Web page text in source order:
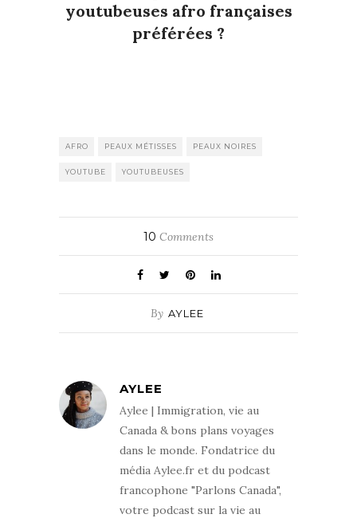
youtubeuses afro françaises
préférées ?
AFRO PEAUX MÉTISSES PEAUX NOIRES
YOUTUBE YOUTUBEUSES
10 Comments
By AYLEE
AYLEE
Aylee | Immigration, vie au
Canada & bons plans voyages
dans le monde. Fondatrice du
média Aylee.fr et du podcast
francophone "Parlons Canada",
votre podcast sur la vie au